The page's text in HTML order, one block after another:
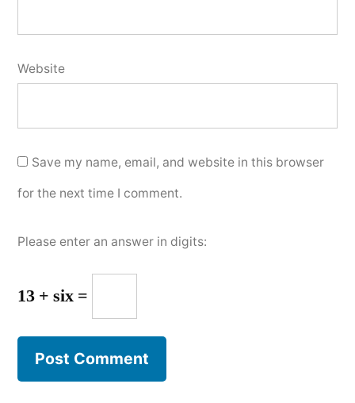
Website
Save my name, email, and website in this browser
for the next time I comment.
Please enter an answer in digits:
13 + six =